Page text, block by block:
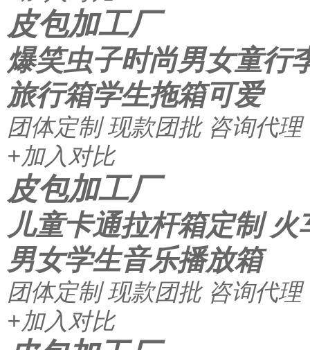
皮包加工厂
爆笑虫子时尚男女童行
旅行箱学生拖箱可爱
团体定制 现款团批 咨询代理
+加入对比
皮包加工厂
儿童卡通拉杆箱定制
男女学生音乐播放箱
团体定制 现款团批 咨询代理
+加入对比